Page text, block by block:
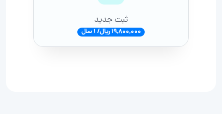
ثبت جدید
19,800,000 ریال/ 1 سال